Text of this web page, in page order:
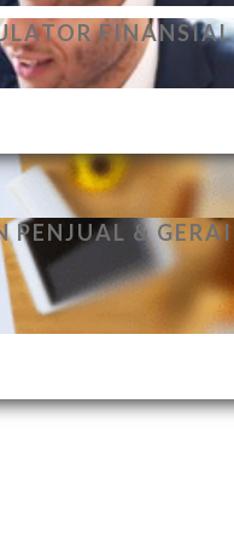
INDIVIDUAL
PENJUAL & GERAI
FINANSIAL